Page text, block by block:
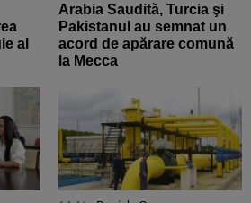
al
Arabia Saudită, Turcia şi
Pakistanul au semnat un
acord de apărare comună
la Mecca